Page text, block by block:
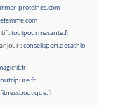
proteines.com
:toutpourmasante.fr
jour :conseilsport.decathlo
nutripure.fr
fitnessboutique.fr